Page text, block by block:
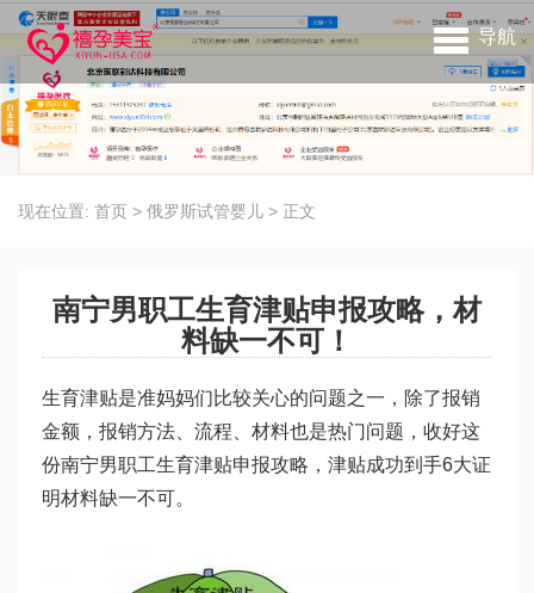
导航
现在位置: 首页 > 俄罗斯试管婴儿 > 正文
南宁男职工生育津贴申报攻略，材
料缺一不可！
生育津贴是准妈妈们比较关心的问题之一，除了报销
金额，报销方法、流程、材料也是热门问题，收好这
份南宁男职工生育津贴申报攻略，津贴成功到手6大证
明材料缺一不可。